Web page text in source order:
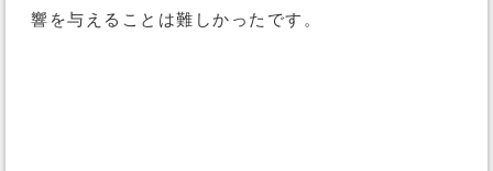
響を与えることは難しかったです。